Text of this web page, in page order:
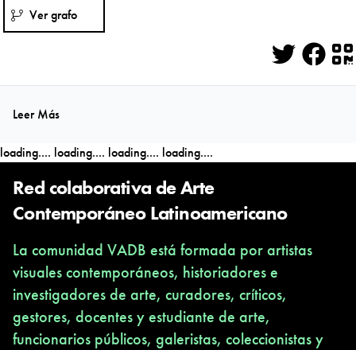
Ver grafo
Twitter
Leer Más
loading.... loading.... loading.... loading....
Red colaborativa de Arte
Contemporáneo Latinoamericano
La comunidad VADB está formada por artistas
visuales contemporáneos, historiadores e
investigadores de arte, curadores, críticos,
gestores, docentes y estudiante de arte,
funcionarios públicos, galeristas, coleccionistas y